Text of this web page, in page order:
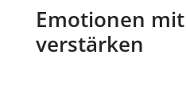
Emotionen
verstärken